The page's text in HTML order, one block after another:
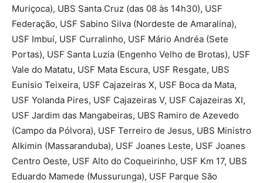
Muriçoca), UBS Santa Cruz (das 08 às 14h30), USF
Federação, USF Sabino Silva (Nordeste de Amaralina),
USF Imbuí, USF Curralinho, USF Mário Andréa (Sete
Portas), USF Santa Luzia (Engenho Velho de Brotas), USF
Vale do Matatu, USF Mata Escura, USF Resgate, UBS
Eunisio Teixeira, USF Cajazeiras X, USF Boca da Mata,
USF Yolanda Pires, USF Cajazeiras V, USF Cajazeiras XI,
USF Jardim das Mangabeiras, UBS Ramiro de Azevedo
(Campo da Pólvora), USF Terreiro de Jesus, UBS Ministro
Alkimin (Massaranduba), USF Joanes Leste, USF Joanes
Centro Oeste, USF Alto do Coqueirinho, USF Km 17, UBS
Eduardo Mamede (Mussurunga), USF Parque São